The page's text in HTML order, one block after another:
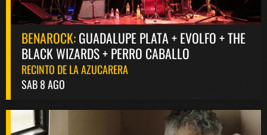
BENAROCK:GUADALUPE PLATA + EVOLFO + THE
BLACK WIZARDS + PERRO CABALLO
RECINTO DE LA AZUCARERA
SAB 8 AGO